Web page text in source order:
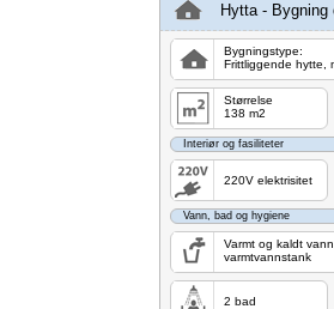
Hytta - Bygning
Bygningstype:
Frittliggende hytte,
Størrelse
138 m2
Interiør og fasiliteter
220V elektrisitet
Vann, bad og hygiene
Varmt og kaldt
varmtvannstank
2 bad